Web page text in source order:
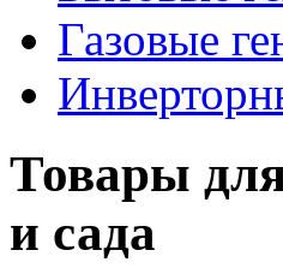
Газовые
Товары
и сада